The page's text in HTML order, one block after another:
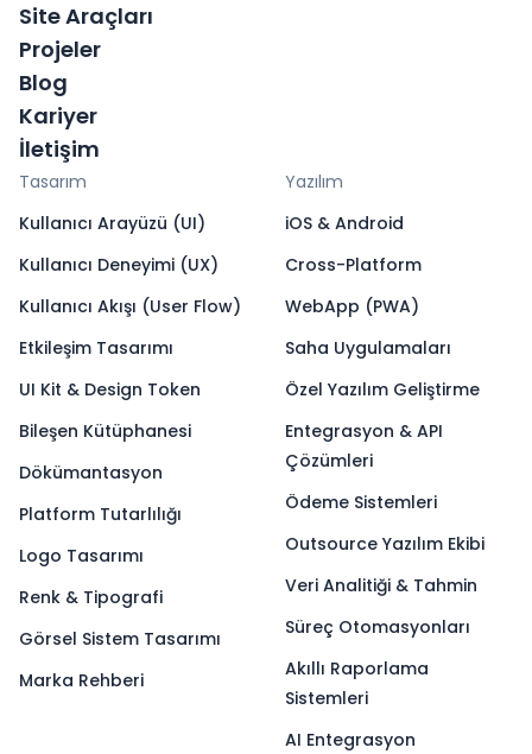
Site Araçları
Projeler
Blog
Kariyer
İletişim
Tasarım
Kullanıcı Arayüzü (UI)
Kullanıcı Deneyimi (UX)
Kullanıcı Akışı (User Flow)
Etkileşim Tasarımı
UI Kit & Design Token
Bileşen Kütüphanesi
Dökümantasyon
Platform Tutarlılığı
Logo Tasarımı
Renk & Tipografi
Görsel Sistem Tasarımı
Marka Rehberi
Yazılım
iOS & Android
Cross-Platform
WebApp (PWA)
Saha Uygulamaları
Özel Yazılım Geliştirme
Entegrasyon & API
Çözümleri
Ödeme Sistemleri
Outsource Yazılım Ekibi
Veri Analitiği & Tahmin
Süreç Otomasyonları
Akıllı Raporlama
Sistemleri
AI Entegrasyon